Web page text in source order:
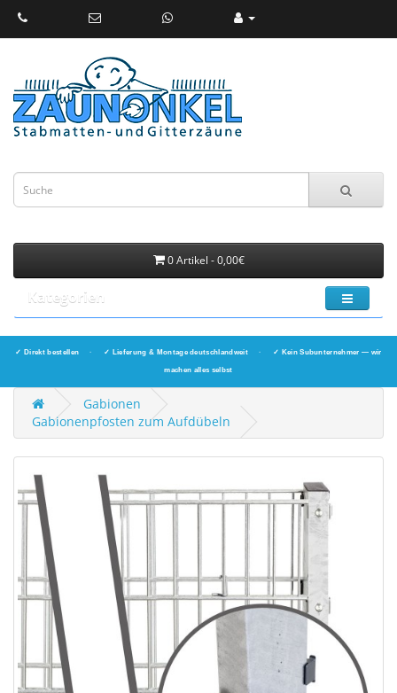
0 Artikel - 0,00€
Kategorien
✓ Direkt bestellen · ✓ Lieferung & Montage deutschlandweit · ✓ Kein Subunternehmer — wir
machen alles selbst
Gabionen
Gabionenpfosten zum Aufdübeln